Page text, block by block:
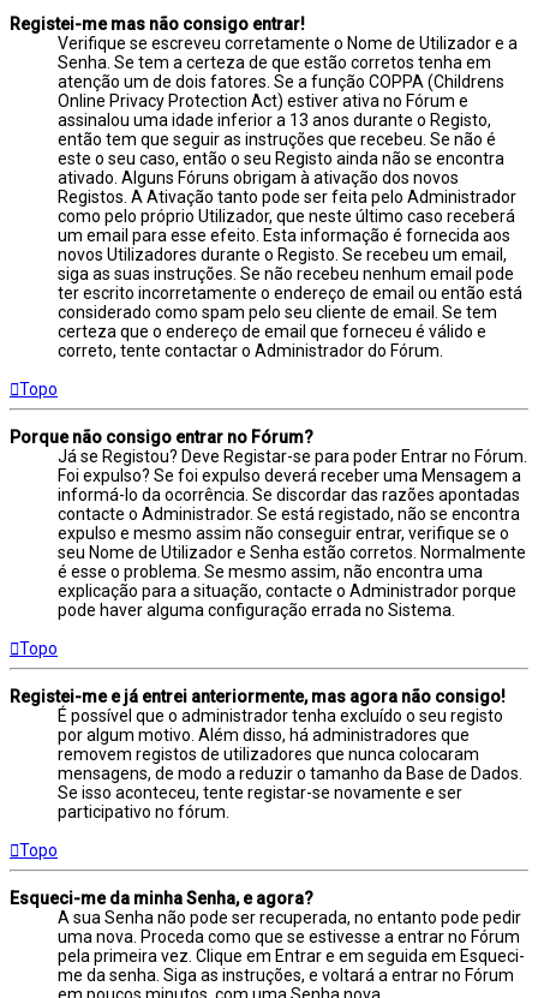
Registei-me mas não consigo entrar!
Verifique se escreveu corretamente o Nome de Utilizador e a
Senha. Se tem a certeza de que estão corretos tenha em
atenção um de dois fatores. Se a função COPPA (Childrens
Online Privacy Protection Act) estiver ativa no Fórum e
assinalou uma idade inferior a 13 anos durante o Registo,
então tem que seguir as instruções que recebeu. Se não é
este o seu caso, então o seu Registo ainda não se encontra
ativado. Alguns Fóruns obrigam à ativação dos novos
Registos. A Ativação tanto pode ser feita pelo Administrador
como pelo próprio Utilizador, que neste último caso receberá
um email para esse efeito. Esta informação é fornecida aos
novos Utilizadores durante o Registo. Se recebeu um email,
siga as suas instruções. Se não recebeu nenhum email pode
ter escrito incorretamente o endereço de email ou então está
considerado como spam pelo seu cliente de email. Se tem
certeza que o endereço de email que forneceu é válido e
correto, tente contactar o Administrador do Fórum.
Topo
Porque não consigo entrar no Fórum?
Já se Registou? Deve Registar-se para poder Entrar no Fórum.
Foi expulso? Se foi expulso deverá receber uma Mensagem a
informá-lo da ocorrência. Se discordar das razões apontadas
contacte o Administrador. Se está registado, não se encontra
expulso e mesmo assim não conseguir entrar, verifique se o
seu Nome de Utilizador e Senha estão corretos. Normalmente
é esse o problema. Se mesmo assim, não encontra uma
explicação para a situação, contacte o Administrador porque
pode haver alguma configuração errada no Sistema.
Topo
Registei-me e já entrei anteriormente, mas agora não consigo!
É possível que o administrador tenha excluído o seu registo
por algum motivo. Além disso, há administradores que
removem registos de utilizadores que nunca colocaram
mensagens, de modo a reduzir o tamanho da Base de Dados.
Se isso aconteceu, tente registar-se novamente e ser
participativo no fórum.
Topo
Esqueci-me da minha Senha, e agora?
A sua Senha não pode ser recuperada, no entanto pode pedir
uma nova. Proceda como que se estivesse a entrar no Fórum
pela primeira vez. Clique em Entrar e em seguida em Esqueci-
me da senha. Siga as instruções, e voltará a entrar no Fórum
em poucos minutos, com uma Senha nova.